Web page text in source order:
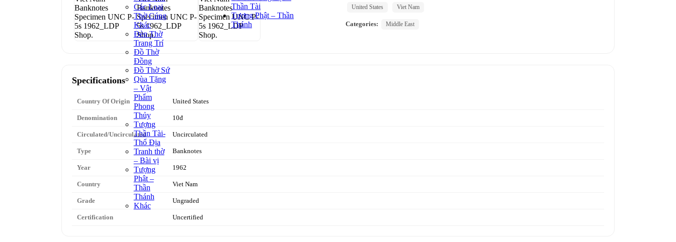
Thần Tài
Tượng Phật – Thần
Thánh
Các Loại
Thờ Cúng
Khác
Đèn Thờ
Trang Trí
Đồ Thờ
Đồng
Đồ Thờ Sứ
Qùa Tặng
– Vật
Phẩm
Phong
Thủy
Tượng
Thần Tài-
Thổ Địa
Tranh thờ
– Bài vị
Tượng
Phật –
Thần
Thánh
Khác
United States
Viet Nam
Categories: Middle East
Specifications
Country Of Origin United States
Denomination 10đ
Circulated/Uncirculated Uncirculated
Type Banknotes
Year 1962
Country Viet Nam
Grade Ungraded
Certification Uncertified